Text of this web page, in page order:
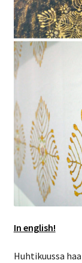
In english!
Huhtikuussa